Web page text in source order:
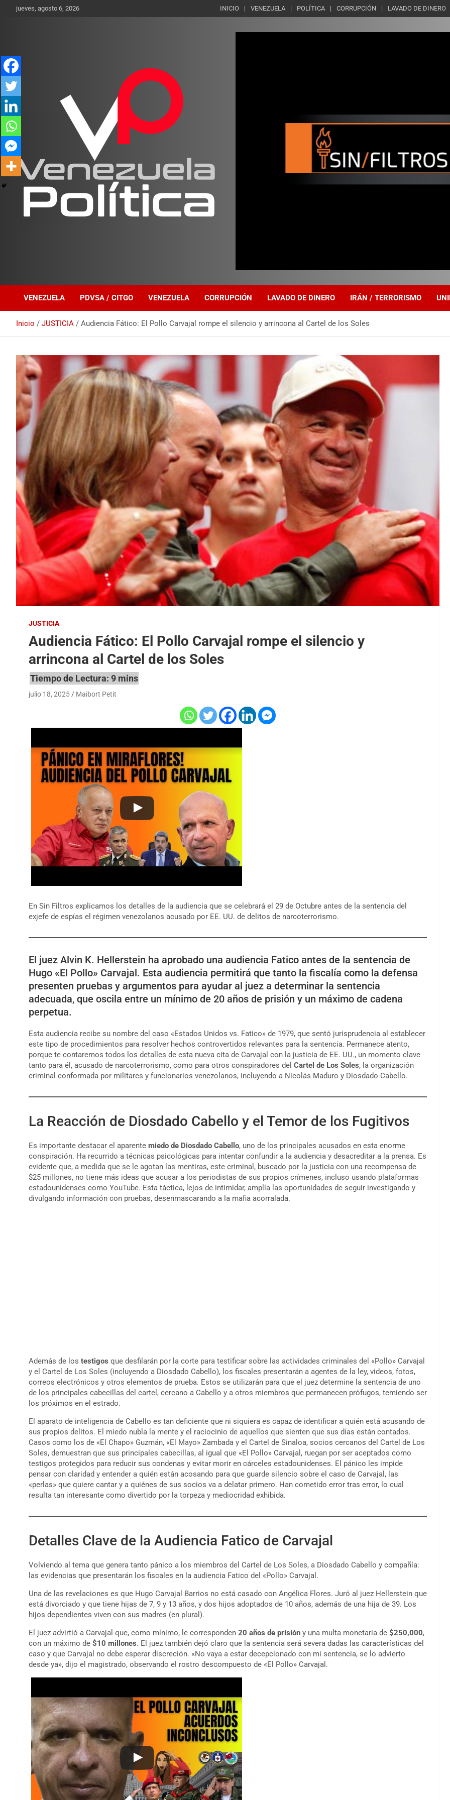
Saltarjueves, agosto 6, 2026 INICIO VENEZUELA POLÍTICA CORRUPCIÓN LAVADO DE DINERO
VENEZUELA PDVSA / CITGO VENEZUELA CORRUPCIÓN LAVADO DE DINERO IRÁN / TERRORISMO
Inicio JUSTICIA Audiencia Fático: El Pollo Carvajal rompe el silencio y arrincona al Cartel de los Soles
JUSTICIA
Audiencia Fático: El Pollo Carvajal rompe el silencio y
arrincona al Cartel de los Soles
julio 18, 2025 Maibort Petit
En Sin Filtros explicamos los detalles de la audiencia que se celebrará el 29 de Octubre antes de la sentencia del
exjefe de espías el régimen venezolanos acusado por EE. UU. de delitos de narcoterrorismo.
El juez Alvin K. Hellerstein ha aprobado una audiencia Fatico antes de la sentencia de
Hugo «El Pollo» Carvajal. Esta audiencia permitirá que tanto la fiscalía como la defensa
presenten pruebas y argumentos para ayudar al juez a determinar la sentencia
adecuada, que oscila entre un mínimo de 20 años de prisión y un máximo de cadena
perpetua.
Esta audiencia recibe su nombre del caso «Estados Unidos vs. Fatico» de 1979, que sentó jurisprudencia al establecer
este tipo de procedimientos para resolver hechos controvertidos relevantes para la sentencia. Permanece atento,
porque te contaremos todos los detalles de esta nueva cita de Carvajal con la justicia de EE. UU., un momento clave
tanto para él, acusado de narcoterrorismo, como para otros conspiradores del Cartel de Los Soles, la organización
criminal conformada por militares y funcionarios venezolanos, incluyendo a Nicolás Maduro y Diosdado Cabello.
La Reacción de Diosdado Cabello y el Temor de los Fugitivos
Es importante destacar el aparente miedo de Diosdado Cabello, uno de los principales acusados en esta enorme
conspiración. Ha recurrido a técnicas psicológicas para intentar confundir a la audiencia y desacreditar a la prensa. Es
evidente que, a medida que se le agotan las mentiras, este criminal, buscado por la justicia con una recompensa de
$25 millones, no tiene más ideas que acusar a los periodistas de sus propios crímenes, incluso usando plataformas
estadounidenses como YouTube. Esta táctica, lejos de intimidar, amplía las oportunidades de seguir investigando y
divulgando información con pruebas, desenmascarando a la mafia acorralada.
Además de los testigos que desfilarán por la corte para testificar sobre las actividades criminales del «Pollo» Carvajal
y el Cartel de Los Soles (incluyendo a Diosdado Cabello), los fiscales presentarán a agentes de la ley, videos, fotos,
correos electrónicos y otros elementos de prueba. Estos se utilizarán para que el juez determine la sentencia de uno
de los principales cabecillas del cartel, cercano a Cabello y a otros miembros que permanecen prófugos, temiendo ser
los próximos en el estrado.
El aparato de inteligencia de Cabello es tan deficiente que ni siquiera es capaz de identificar a quién está acusando de
sus propios delitos. El miedo nubla la mente y el raciocinio de aquellos que sienten que sus días están contados.
Casos como los de «El Chapo» Guzmán, «El Mayo» Zambada y el Cartel de Sinaloa, socios cercanos del Cartel de Los
Soles, demuestran que sus principales cabecillas, al igual que «El Pollo» Carvajal, ruegan por ser aceptados como
testigos protegidos para reducir sus condenas y evitar morir en cárceles estadounidenses. El pánico les impide
pensar con claridad y entender a quién están acosando para que guarde silencio sobre el caso de Carvajal, las
«perlas» que quiere cantar y a quiénes de sus socios va a delatar primero. Han cometido error tras error, lo cual
resulta tan interesante como divertido por la torpeza y mediocridad exhibida.
Detalles Clave de la Audiencia Fatico de Carvajal
Volviendo al tema que genera tanto pánico a los miembros del Cartel de Los Soles, a Diosdado Cabello y compañía:
las evidencias que presentarán los fiscales en la audiencia Fatico del «Pollo» Carvajal.
Una de las revelaciones es que Hugo Carvajal Barrios no está casado con Angélica Flores. Juró al juez Hellerstein que
está divorciado y que tiene hijas de 7, 9 y 13 años, y dos hijos adoptados de 10 años, además de una hija de 39. Los
hijos dependientes viven con sus madres (en plural).
El juez advirtió a Carvajal que, como mínimo, le corresponden 20 años de prisión y una multa monetaria de $250,000,
con un máximo de $10 millones. El juez también dejó claro que la sentencia será severa dadas las características del
caso y que Carvajal no debe esperar discreción. «No vaya a estar decepcionado con mi sentencia, se lo advierto
desde ya», dijo el magistrado, observando el rostro descompuesto de «El Pollo» Carvajal.